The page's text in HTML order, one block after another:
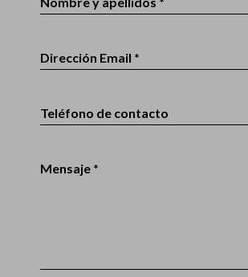
Dirección Email *
Teléfono de contacto
Mensaje *